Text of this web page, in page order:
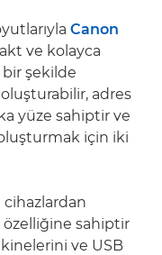
Canon
ve kolayca
bir şekilde
oluşturabilir, adres
yüze sahiptir ve
için iki
cihazlardan
özelliğine sahiptir
ve USB